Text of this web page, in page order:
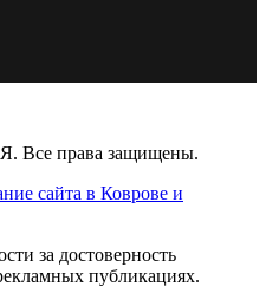
Все права защищены.
за достоверность
публикациях.